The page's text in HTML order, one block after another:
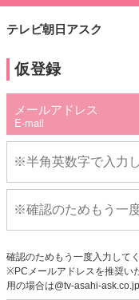
テレビ朝日アスク
仮登録
メールアドレス
E-mail
確認のためもう一度入力してく
※PCメールアドレスを推奨い
用の場合は@tv-asahi-